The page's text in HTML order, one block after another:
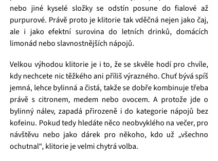
nebo jiné kyselé složky se odstín posune do fialové až
purpurové. Právě proto je klitorie tak vděčná nejen jako čaj,
ale i jako efektní surovina do letních drinků, domácích
limonád nebo slavnostnějších nápojů.
Velkou výhodou klitorie je i to, že se skvěle hodí pro chvíle,
kdy nechcete nic těžkého ani příliš výrazného. Chuť bývá spíš
jemná, lehce bylinná a čistá, takže se dobře kombinuje třeba
právě s citronem, medem nebo ovocem. A protože jde o
bylinný nálev, zapadá přirozeně i do kategorie nápojů bez
kofeinu. Pokud tedy hledáte něco neobvyklého na večer, pro
návštěvu nebo jako dárek pro někoho, kdo už „všechno
ochutnal“, klitorie je velmi chytrá volba.